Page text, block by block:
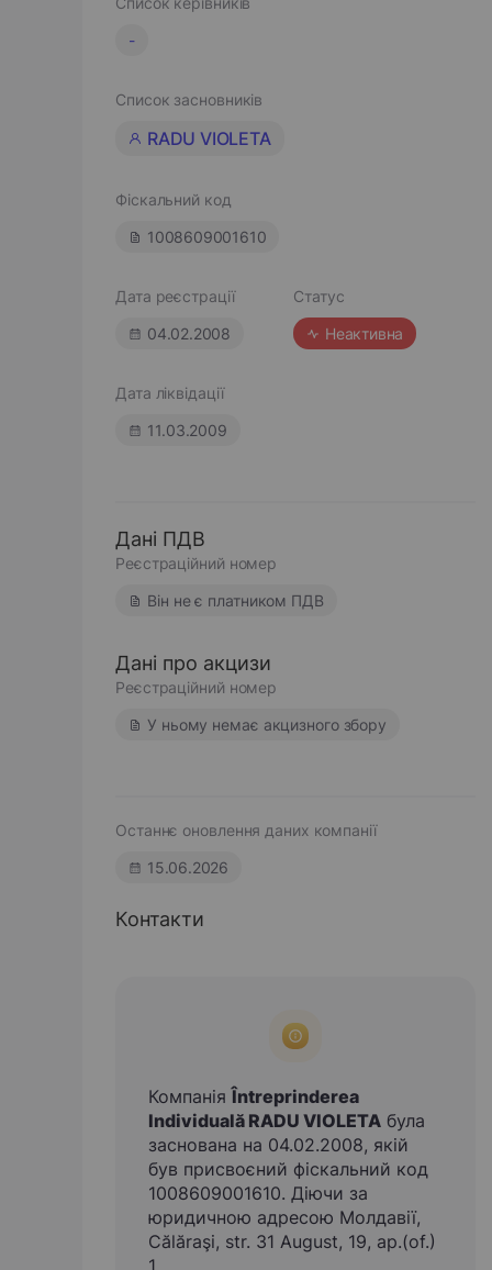
-
Список засновників
RADU VIOLETA
Фіскальний код
1008609001610
Дата реєстрації
04.02.2008
Статус
Неактивна
Дата ліквідації
11.03.2009
Дані ПДВ
Реєстраційний номер
Він не є платником ПДВ
Дані про акцизи
Реєстраційний номер
У ньому немає акцизного збору
Останнє оновлення даних компанії
15.06.2026
Контакти
КомпаніяÎntreprinderea
Individuală RADU VIOLETA була
заснована на 04.02.2008, якій
був присвоєний фіскальний код
1008609001610. Діючи за
юридичною адресою Молдавії,
Călăraşi, str. 31 August, 19, ap.(of.)
1